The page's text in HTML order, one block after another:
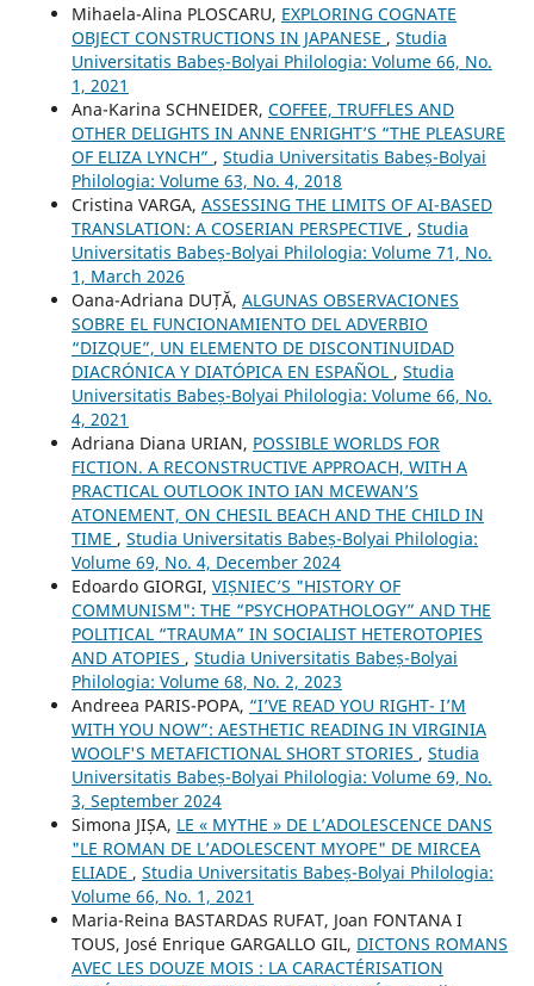
Mihaela-Alina PLOSCARU, EXPLORING COGNATE
OBJECT CONSTRUCTIONS IN JAPANESE , Studia
Universitatis Babeș-Bolyai Philologia: Volume 66, No.
1, 2021
Ana-Karina SCHNEIDER, COFFEE, TRUFFLES AND
OTHER DELIGHTS IN ANNE ENRIGHT’S “THE PLEASURE
OF ELIZA LYNCH” , Studia Universitatis Babeș-Bolyai
Philologia: Volume 63, No. 4, 2018
Cristina VARGA, ASSESSING THE LIMITS OF AI-BASED
TRANSLATION: A COSERIAN PERSPECTIVE , Studia
Universitatis Babeș-Bolyai Philologia: Volume 71, No.
1, March 2026
Oana-Adriana DUȚĂ, ALGUNAS OBSERVACIONES
SOBRE EL FUNCIONAMIENTO DEL ADVERBIO
“DIZQUE”, UN ELEMENTO DE DISCONTINUIDAD
DIACRÓNICA Y DIATÓPICA EN ESPAÑOL , Studia
Universitatis Babeș-Bolyai Philologia: Volume 66, No.
4, 2021
Adriana Diana URIAN, POSSIBLE WORLDS FOR
FICTION. A RECONSTRUCTIVE APPROACH, WITH A
PRACTICAL OUTLOOK INTO IAN MCEWAN’S
ATONEMENT, ON CHESIL BEACH AND THE CHILD IN
TIME , Studia Universitatis Babeș-Bolyai Philologia:
Volume 69, No. 4, December 2024
Edoardo GIORGI, VIȘNIEC’S "HISTORY OF
COMMUNISM": THE “PSYCHOPATHOLOGY” AND THE
POLITICAL “TRAUMA” IN SOCIALIST HETEROTOPIES
AND ATOPIES , Studia Universitatis Babeș-Bolyai
Philologia: Volume 68, No. 2, 2023
Andreea PARIS-POPA, “I’VE READ YOU RIGHT- I’M
WITH YOU NOW”: AESTHETIC READING IN VIRGINIA
WOOLF'S METAFICTIONAL SHORT STORIES , Studia
Universitatis Babeș-Bolyai Philologia: Volume 69, No.
3, September 2024
Simona JIȘA, LE « MYTHE » DE L’ADOLESCENCE DANS
"LE ROMAN DE L’ADOLESCENT MYOPE" DE MIRCEA
ELIADE , Studia Universitatis Babeș-Bolyai Philologia:
Volume 66, No. 1, 2021
Maria-Reina BASTARDAS RUFAT, Joan FONTANA I
TOUS, José Enrique GARGALLO GIL, DICTONS ROMANS
AVEC LES DOUZE MOIS : LA CARACTÉRISATION